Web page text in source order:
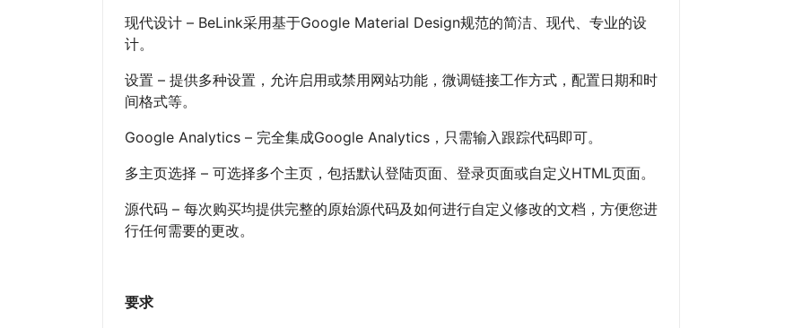
现代设计 – BeLink采用基于Google Material Design规范的简洁、现代、专业的设
计。
设置 – 提供多种设置，允许启用或禁用网站功能，微调链接工作方式，配置日期和时
间格式等。
Google Analytics – 完全集成Google Analytics，只需输入跟踪代码即可。
多主页选择 – 可选择多个主页，包括默认登陆页面、登录页面或自定义HTML页面。
源代码 – 每次购买均提供完整的原始源代码及如何进行自定义修改的文档，方便您进
行任何需要的更改。
要求